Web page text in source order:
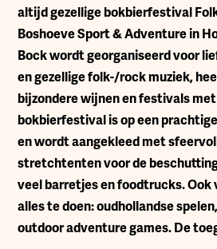
altijd gezellige bokbierfestival
Boshoeve Sport & Adventure in
Bock wordt georganiseerd voor
en gezellige folk-/rock muziek,
bijzondere wijnen en festivals
bokbierfestival is op een
en wordt aangekleed met
stretchtenten voor de
veel barretjes en foodtrucks. Ook
alles te doen: oudhollandse
outdoor adventure games. De